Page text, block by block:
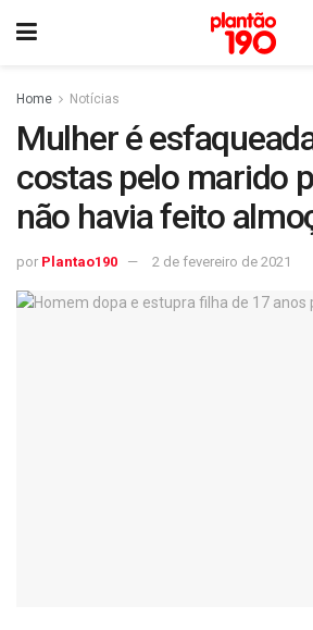
Home Notícias
Mulher é
costas pelo marido
não havia feito
por Plantao190 2 de fevereiro de 2021